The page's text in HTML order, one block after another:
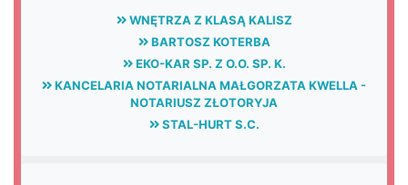
WNĘTRZA Z KLASĄ KALISZ
BARTOSZ KOTERBA
EKO-KAR SP. Z O.O. SP. K.
KANCELARIA NOTARIALNA MAŁGORZATA KWELLA -
NOTARIUSZ ZŁOTORYJA
STAL-HURT S.C.